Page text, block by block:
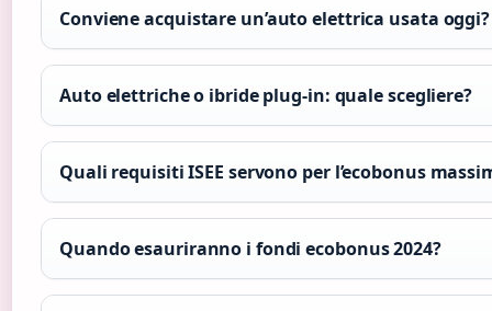
Conviene acquistare un’auto elettrica usata oggi?
Auto elettriche o ibride plug-in: quale scegliere?
Quali requisiti ISEE servono per l’ecobonus
Quando esauriranno i fondi ecobonus 2024?